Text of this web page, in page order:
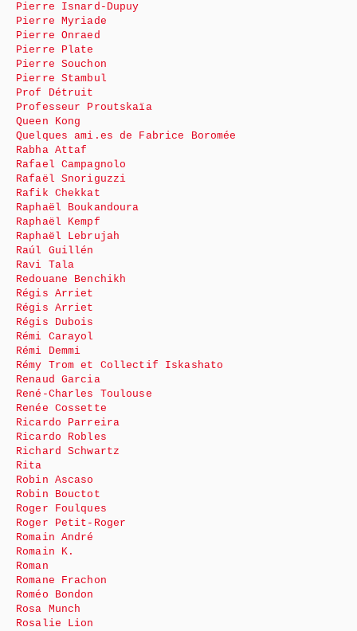
Pierre Isnard-Dupuy
Pierre Myriade
Pierre Onraed
Pierre Plate
Pierre Souchon
Pierre Stambul
Prof Détruit
Professeur Proutskaïa
Queen Kong
Quelques ami.es de Fabrice Boromée
Rabha Attaf
Rafael Campagnolo
Rafaël Snoriguzzi
Rafik Chekkat
Raphaël Boukandoura
Raphaël Kempf
Raphaël Lebrujah
Raúl Guillén
Ravi Tala
Redouane Benchikh
Régis Arriet
Régis Arriet
Régis Dubois
Rémi Carayol
Rémi Demmi
Rémy Trom et Collectif Iskashato
Renaud Garcia
René-Charles Toulouse
Renée Cossette
Ricardo Parreira
Ricardo Robles
Richard Schwartz
Rita
Robin Ascaso
Robin Bouctot
Roger Foulques
Roger Petit-Roger
Romain André
Romain K.
Roman
Romane Frachon
Roméo Bondon
Rosa Munch
Rosalie Lion